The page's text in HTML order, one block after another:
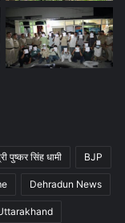
पुष्कर सिंह धामी BJP
Dehradun News